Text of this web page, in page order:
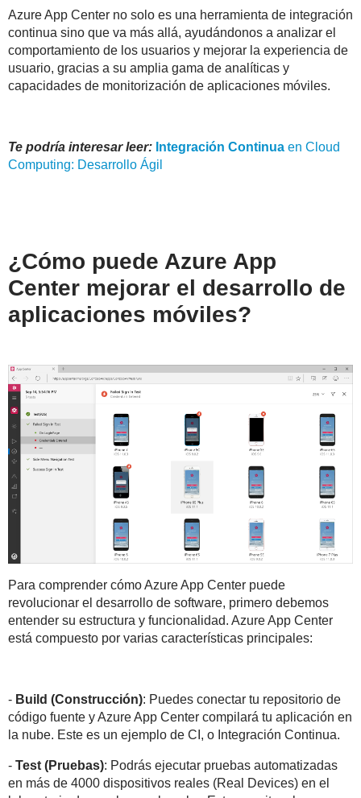
Azure App Center no solo es una herramienta de integración
continua sino que va más allá, ayudándonos a analizar el
comportamiento de los usuarios y mejorar la experiencia de
usuario, gracias a su amplia gama de analíticas y
capacidades de monitorización de aplicaciones móviles.
Te podría interesar leer: Integración Continua en Cloud
Computing: Desarrollo Ágil
¿Cómo puede Azure App
Center mejorar el desarrollo de
aplicaciones móviles?
Para comprender cómo Azure App Center puede
revolucionar el desarrollo de software, primero debemos
entender su estructura y funcionalidad. Azure App Center
está compuesto por varias características principales:
- Build (Construcción): Puedes conectar tu repositorio de
código fuente y Azure App Center compilará tu aplicación en
la nube. Este es un ejemplo de CI, o Integración Continua.
- Test (Pruebas): Podrás ejecutar pruebas automatizadas
en más de 4000 dispositivos reales (Real Devices) en el